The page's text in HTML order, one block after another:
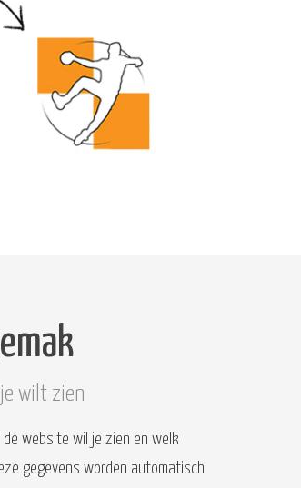
wilt zien
website wil je zien en welk
gegevens worden automatisch